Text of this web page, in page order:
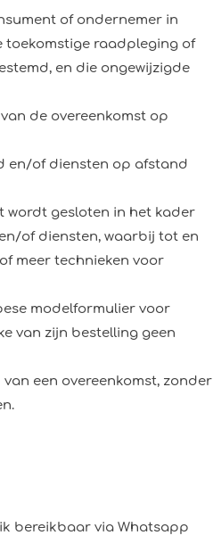
of ondernemer in
toekomstige raadpleging of
en die ongewijzigde
de overeenkomst op
en/of diensten op afstand
wordt gesloten in het kader
of diensten, waarbij tot en
meer technieken voor
modelformulier voor
van zijn bestelling geen
een overeenkomst, zonder
ik bereikbaar via Whatsapp